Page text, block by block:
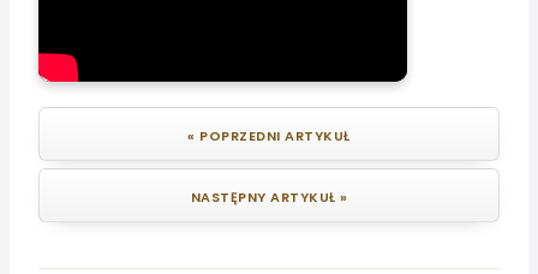
« POPRZEDNI ARTYKUŁ
NASTĘPNY ARTYKUŁ »